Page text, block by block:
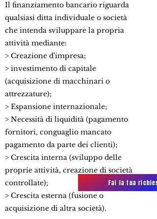
Il finanziamento bancario riguarda
qualsiasi ditta individuale o società
che intenda sviluppare la propria
attività mediante:
> Creazione d'impresa;
> investimento di capitale
(acquisizione di macchinari o
attrezzature);
> Espansione internazionale;
> Necessità di liquidità (pagamento
fornitori, conguaglio mancato
pagamento da parte dei clienti);
> Crescita interna (sviluppo delle
proprie attività, creazione di società
controllate);
> Crescita esterna (fusione o
acquisizione di altra società).
Fai la tua